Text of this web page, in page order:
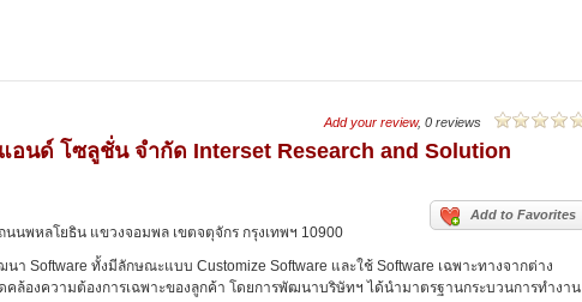
Add your review, 0 reviews
อนด์ โซลูชั่น จำกัด Interset Research and Solution
Add to Favorites
นพหลโยธิน แขวงจอมพล เขตจตุจักร กรุงเทพฯ 10900
า Software ทั้งมีลักษณะแบบ Customize Software และใช้ Software เฉพาะทางจากต่าง
คล้องความต้องการเฉพาะของลูกค้า โดยการพัฒนาบริษัทฯ ได้นำมาตรฐานกระบวนการทำงาน